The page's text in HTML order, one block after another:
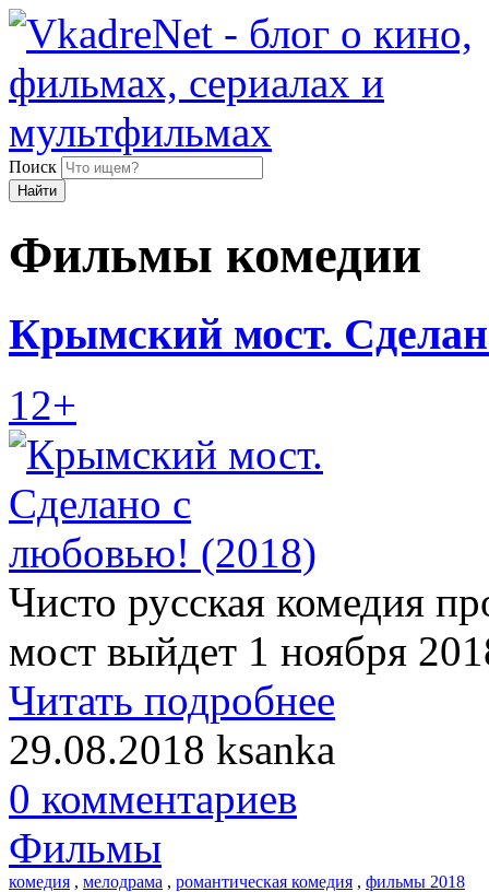
Поиск
Найти
Фильмы комедии
Крымский мост.
12+
Чисто русская комедия
мост выйдет 1 ноября
Читать подробнее
29.08.2018 ksanka
0 комментариев
Фильмы
комедия , мелодрама , романтическая комедия , фильмы 2018